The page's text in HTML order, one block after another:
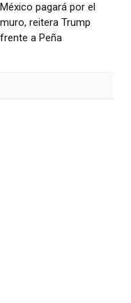
México pagará por el
muro, reitera Trump
frente a Peña